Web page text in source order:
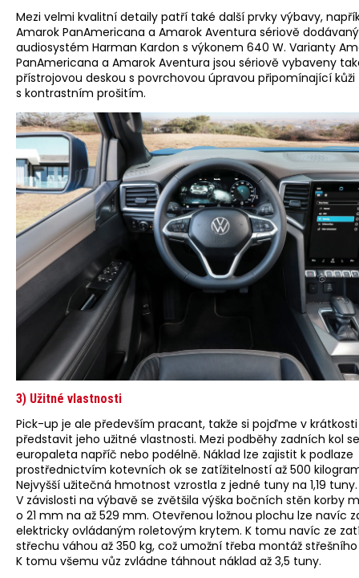
Mezi velmi kvalitní detaily patří také další prvky výbavy,
Amarok PanAmericana a Amarok Aventura sériově dodávaný
audiosystém Harman Kardon s výkonem 640 W. Varianty
PanAmericana a Amarok Aventura jsou sériově vybaveny
přístrojovou deskou s povrchovou úpravou připomínající kůži
s kontrastním prošitím.
3) Užitné vlastnosti
Pick-up je ale především pracant, takže si pojďme v krátkosti
představit jeho užitné vlastnosti. Mezi podběhy zadních kol
europaleta napříč nebo podélně. Náklad lze zajistit k podlaze
prostřednictvím kotevních ok se zatížitelností až 500
Nejvyšší užitečná hmotnost vzrostla z jedné tuny na 1,19 tuny.
V závislosti na výbavě se zvětšila výška bočních stěn korby
o 21 mm na až 529 mm. Otevřenou ložnou plochu lze navíc
elektricky ovládaným roletovým krytem. K tomu navíc ze
střechu váhou až 350 kg, což umožní třeba montáž
K tomu všemu vůz zvládne táhnout náklad až 3,5 tuny.